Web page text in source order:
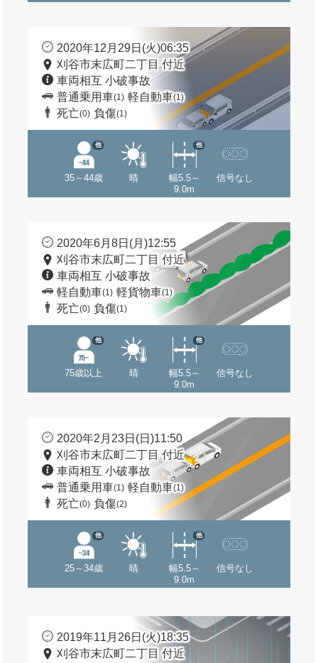
2020年12月29日(火)06:35
刈谷市末広町二丁目 付近
車両相互 小破事故
普通乗用車(1) 軽自動車(1)
死亡(0) 負傷(1)
35～44歳
他
晴
幅5.5～
9.0m
他
信号なし
2020年6月8日(月)12:55
刈谷市末広町二丁目 付近
車両相互 小破事故
軽自動車(1) 軽貨物車(1)
死亡(0) 負傷(1)
75歳以上
他
晴
幅5.5～
9.0m
他
信号なし
2020年2月23日(日)11:50
刈谷市末広町二丁目 付近
車両相互 小破事故
普通乗用車(1) 軽自動車(1)
死亡(0) 負傷(2)
25～34歳
他
晴
幅5.5～
9.0m
他
信号なし
2019年11月26日(火)18:35
刈谷市末広町二丁目 付近